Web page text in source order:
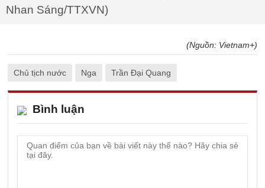
Nhan Sáng/TTXVN)
(Nguồn: Vietnam+)
Chủ tịch nước Nga Trần Đại Quang
Bình luận